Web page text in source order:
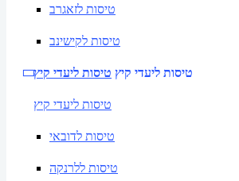
טיסות לזאגרב
טיסות לקישינב
טיסות ליעדי קיץ טיסות ליעדי קיץ
טיסות ליעדי קיץ
טיסות לדובאי
טיסות ללרנקה